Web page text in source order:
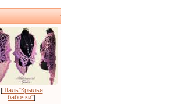
[Шаль"Крылья
бабочки"]